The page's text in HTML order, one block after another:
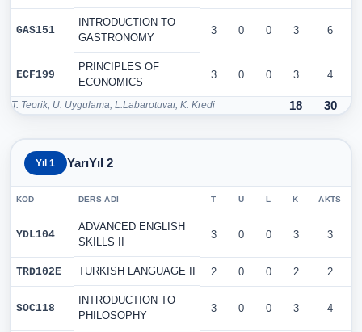
GAS151
INTRODUCTION TO
GASTRONOMY
3 0 0 3 6
ECF199
PRINCIPLES OF
ECONOMICS
3 0 0 3 4
T: Teorik, U: Uygulama, L:Labarotuvar, K: Kredi 18 30
Yıl 1 YarıYıl 2
KOD DERS ADI T U L K AKTS
YDL104
ADVANCED ENGLISH
SKILLS II
3 0 0 3 3
TRD102E TURKISH LANGUAGE II 2 0 0 2 2
SOC118
INTRODUCTION TO
PHILOSOPHY
3 0 0 3 4